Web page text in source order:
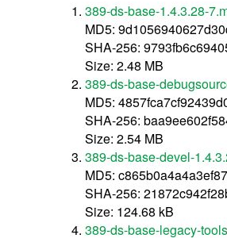
389-ds-base-1.4.3.28-
MD5:
SHA-256:
Size: 2.48 MB
389-ds-base-
MD5:
SHA-256:
Size: 2.54 MB
389-ds-base-devel-
MD5:
SHA-256:
Size: 124.68 kB
389-ds-base-legacy-